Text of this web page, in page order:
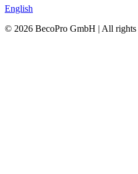
English
© 2026 BecoPro GmbH | All rights